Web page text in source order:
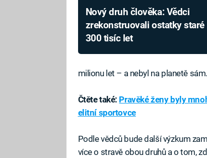
Nový druh člověka: Vědci
zrekonstruovali ostatky staré
300 tisíc let
milionu let – a nebyl na planetě sám.
Čtěte také: Pravěké ženy byly
elitní sportovce
Podle vědců bude další výzkum
více o stravě obou druhů a o tom,